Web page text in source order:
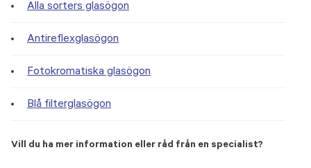
Alla sorters glasögon
Antireflexglasögon
Fotokromatiska glasögon
Blå filterglasögon
Vill du ha mer information eller råd från en specialist?